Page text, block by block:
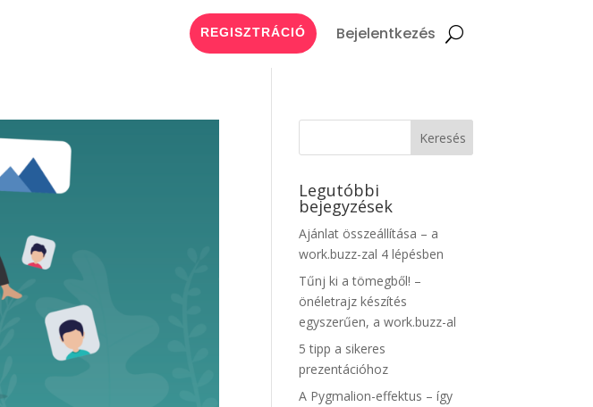
REGISZTRÁCIÓ Bejelentkezés
Legutóbbi
bejegyzések
Ajánlat összeállítása – a
work.buzz-zal 4 lépésben
Tűnj ki a tömegből! –
önéletrajz készítés
egyszerűen, a work.buzz-al
5 tipp a sikeres
prezentációhoz
A Pygmalion-effektus – így